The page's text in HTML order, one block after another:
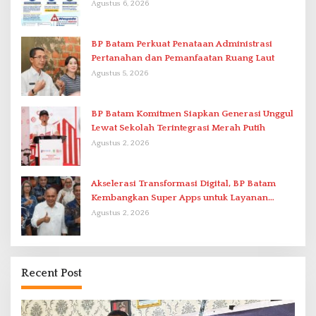
Agustus 6, 2026
BP Batam Perkuat Penataan Administrasi
Pertanahan dan Pemanfaatan Ruang Laut
Agustus 5, 2026
BP Batam Komitmen Siapkan Generasi Unggul
Lewat Sekolah Terintegrasi Merah Putih
Agustus 2, 2026
Akselerasi Transformasi Digital, BP Batam
Kembangkan Super Apps untuk Layanan
Terpadu
Agustus 2, 2026
Recent Post